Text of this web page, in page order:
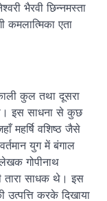
भैरवी छिन्नमस्ता
कमलात्मिका एता
कुल तथा दूसरा
इस साधना से कुछ
महर्षि वशिष्ठ जैसे
युग में बंगाल
गोपीनाथ
तारा साधक थे। इस
करके दिखाया